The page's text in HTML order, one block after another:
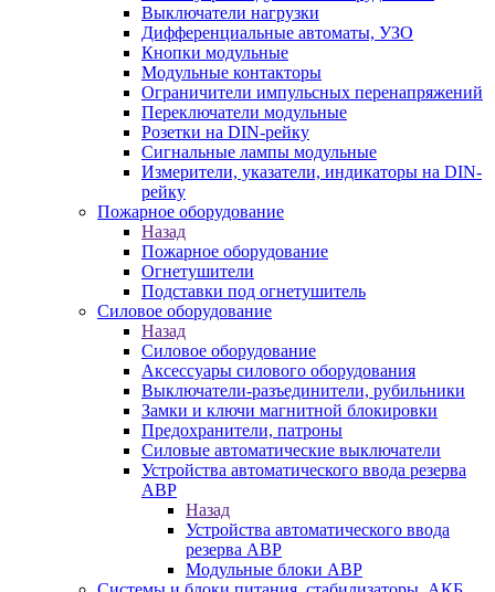
Выключатели нагрузки
Дифференциальные автоматы, УЗО
Кнопки модульные
Модульные контакторы
Ограничители импульсных перенапряжений
Переключатели модульные
Розетки на DIN-рейку
Сигнальные лампы модульные
Измерители, указатели, индикаторы на DIN-
рейку
Пожарное оборудование
Назад
Пожарное оборудование
Огнетушители
Подставки под огнетушитель
Силовое оборудование
Назад
Силовое оборудование
Аксессуары силового оборудования
Выключатели-разъединители, рубильники
Замки и ключи магнитной блокировки
Предохранители, патроны
Силовые автоматические выключатели
Устройства автоматического ввода резерва
АВР
Назад
Устройства автоматического ввода
резерва АВР
Модульные блоки АВР